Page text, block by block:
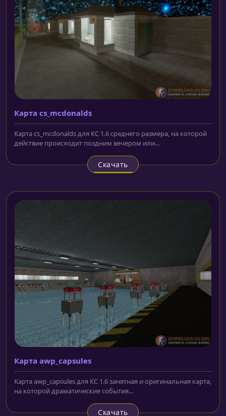
Карта cs_mcdonalds
Карта cs_mcdonalds для КС 1.6 среднего размера, на которой
действие происходит поздним вечером или...
Скачать
Карта awp_capsules
Карта awp_capsules для КС 1.6 занятная и оригинальная карта,
на которой драматические события...
Скачать